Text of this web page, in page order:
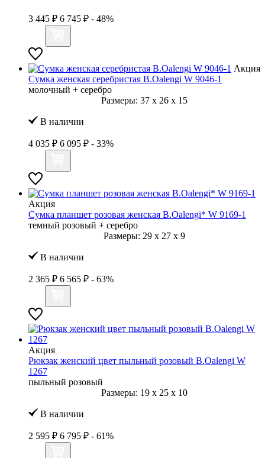
3 445 ₽ 6 745 ₽ - 48%
Акция
Сумка женская серебристая B.Oalengi W 9046-1
молочный + серебро
Размеры: 37 x 26 x 15
В наличии
4 035 ₽ 6 095 ₽ - 33%
Акция
Сумка планшет розовая женская B.Oalengi* W 9169-1
темный розовый + серебро
Размеры: 29 x 27 x 9
В наличии
2 365 ₽ 6 565 ₽ - 63%
Акция
Рюкзак женский цвет пыльный розовый B.Oalengi W
1267
пыльный розовый
Размеры: 19 x 25 x 10
В наличии
2 595 ₽ 6 795 ₽ - 61%